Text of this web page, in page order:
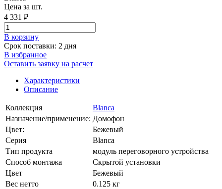
Цена за шт.
4 331 ₽
В корзинy
Срок поставки: 2 дня
В избранное
Оставить заявку на расчет
Характеристики
Описание
Коллекция
Blanca
Назначение/применение: Домофон
Цвет:
Бежевый
Серия
Blanca
Тип продукта
модуль переговорного устройства
Способ монтажа
Скрытой установки
Цвет
Бежевый
Вес нетто
0.125 кг